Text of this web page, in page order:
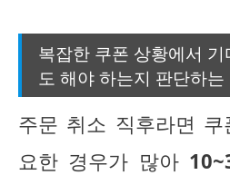
복잡한 쿠폰 상황에서
도 해야 하는지 판단하는
주문 취소 직후라면
요한 경우가 많아